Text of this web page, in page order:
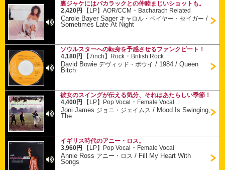
裏ジャケにはバカラックとの仲睦まじいショットも。
2,420円
【LP】AOR/CCM ・ Bacharach Related
Carole Bayer Sager キャロル・ベイヤー・セイガー /
Sometimes Late At Night
ソウルスターへの転身を予感させるファンクビート！
4,180円
【7inch】 Rock ・ British Rock
David Bowieデヴィッド・ボウイ / 1984 / Queen
Bitch
彼女のスイングが伝える気分、それはあたらしい季節！
4,400円
【LP】 Pop Vocal ・ Female Vocal
Joni James ジョニ・ジェイムス / Mood Is Swinging,
The
イギリス時代のアニー・ロス。
3,960円
【LP】 Pop Vocal ・ Female Vocal
Annie Ross アニー・ロス / Fill My Heart With
Songs